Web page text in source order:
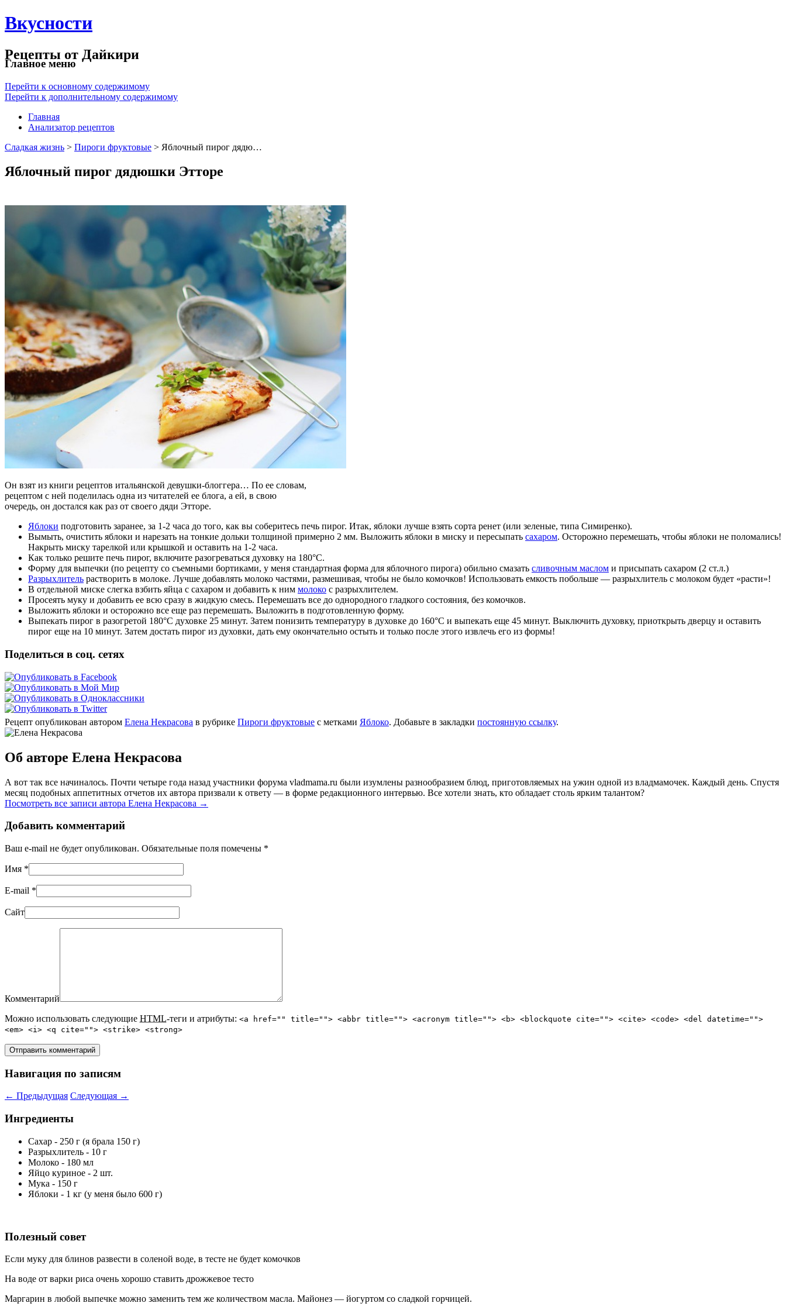
Вкусности
Рецепты от Дайкири
Главное меню
Перейти к основному содержимому
Перейти к дополнительному содержимому
Главная
Анализатор рецептов
Сладкая жизнь > Пироги фруктовые > Яблочный пирог дядю…
Яблочный пирог дядюшки Этторе
Он взят из книги рецептов итальянской девушки-блоггера… По ее словам,
рецептом с ней поделилась одна из читателей ее блога, а ей, в свою
очередь, он достался как раз от своего дяди Этторе.
Яблоки подготовить заранее, за 1-2 часа до того, как вы соберитесь печь пирог. Итак, яблоки лучше взять сорта ренет (или зеленые, типа Симиренко).
Вымыть, очистить яблоки и нарезать на тонкие дольки толщиной примерно 2 мм. Выложить яблоки в миску и пересыпать сахаром. Осторожно перемешать, чтобы яблоки не поломались!
Накрыть миску тарелкой или крышкой и оставить на 1-2 часа.
Как только решите печь пирог, включите разогреваться духовку на 180°C.
Форму для выпечки (по рецепту со съемными бортиками, у меня стандартная форма для яблочного пирога) обильно смазать сливочным маслом и присыпать сахаром (2 ст.л.)
Разрыхлитель растворить в молоке. Лучше добавлять молоко частями, размешивая, чтобы не было комочков! Использовать емкость побольше — разрыхлитель с молоком будет «расти»!
В отдельной миске слегка взбить яйца с сахаром и добавить к ним молоко с разрыхлителем.
Просеять муку и добавить ее всю сразу в жидкую смесь. Перемешать все до однородного гладкого состояния, без комочков.
Выложить яблоки и осторожно все еще раз перемешать. Выложить в подготовленную форму.
Выпекать пирог в разогретой 180°C духовке 25 минут. Затем понизить температуру в духовке до 160°C и выпекать еще 45 минут. Выключить духовку, приоткрыть дверцу и оставить
пирог еще на 10 минут. Затем достать пирог из духовки, дать ему окончательно остыть и только после этого извлечь его из формы!
Поделиться в соц. сетях
Рецепт опубликован автором Елена Некрасова в рубрике Пироги фруктовые с метками Яблоко. Добавьте в закладки постоянную ссылку.
Об авторе Елена Некрасова
А вот так все начиналось. Почти четыре года назад участники форума vladmama.ru были изумлены разнообразием блюд, приготовляемых на ужин одной из владмамочек. Каждый день. Спустя
месяц подобных аппетитных отчетов их автора призвали к ответу — в форме редакционного интервью. Все хотели знать, кто обладает столь ярким талантом?
Посмотреть все записи автора Елена Некрасова →
Добавить комментарий
Ваш e-mail не будет опубликован. Обязательные поля помечены *
Имя *
E-mail *
Сайт
Комментарий
Можно использовать следующие HTML-теги и атрибуты: <a href="" title=""> <abbr title=""> <acronym title=""> <b> <blockquote cite=""> <cite> <code> <del datetime="">
<em> <i> <q cite=""> <strike> <strong>
Навигация по записям
← Предыдущая Следующая →
Ингредиенты
Сахар - 250 г (я брала 150 г)
Разрыхлитель - 10 г
Молоко - 180 мл
Яйцо куриное - 2 шт.
Мука - 150 г
Яблоки - 1 кг (у меня было 600 г)
Полезный совет
Если муку для блинов развести в соленой воде, в тесте не будет комочков
На воде от варки риса очень хорошо ставить дрожжевое тесто
Маргарин в любой выпечке можно заменить тем же количеством масла. Майонез — йогуртом со сладкой горчицей.